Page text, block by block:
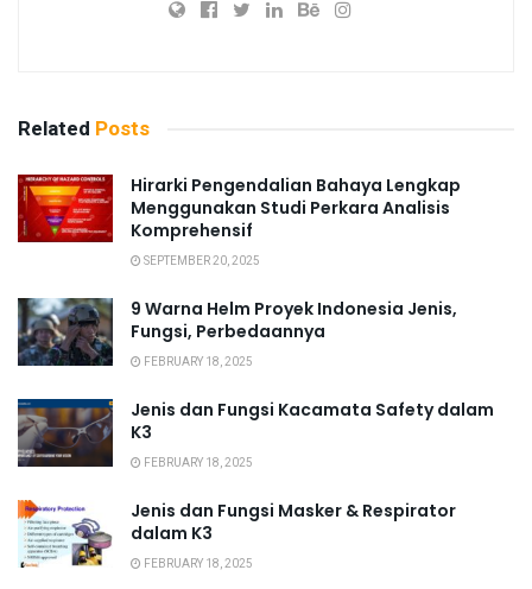
Related Posts
Hirarki Pengendalian Bahaya Lengkap
Menggunakan Studi Perkara Analisis
Komprehensif
SEPTEMBER 20, 2025
9 Warna Helm Proyek Indonesia Jenis,
Fungsi, Perbedaannya
FEBRUARY 18, 2025
Jenis dan Fungsi Kacamata Safety dalam
K3
FEBRUARY 18, 2025
Jenis dan Fungsi Masker & Respirator
dalam K3
FEBRUARY 18, 2025